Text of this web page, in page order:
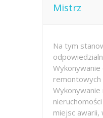
Mistrz
Na tym
remontowych
Wykonywanie
miejsc awarii,